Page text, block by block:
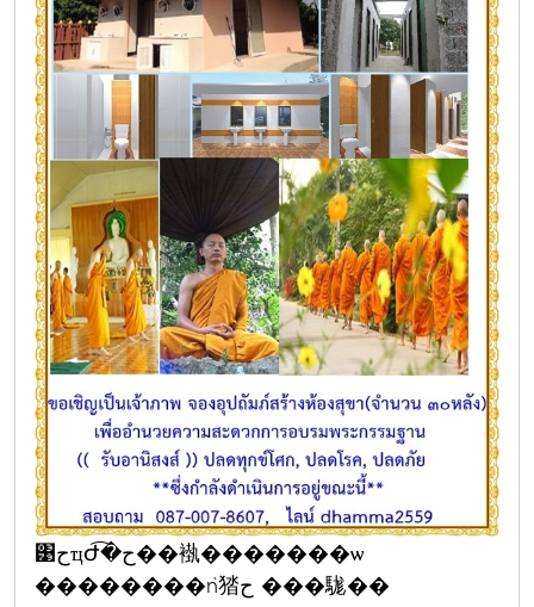
͹حҵԺ͡�ح��褹�������ѡ
��������ǹ㹺ح ���駹��